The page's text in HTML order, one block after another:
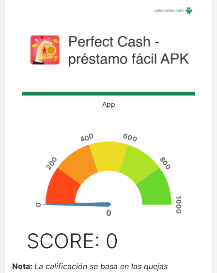
App
0
200
400 600
800
1000
0
SCORE: 0
Nota: La calificación se basa en las quejas